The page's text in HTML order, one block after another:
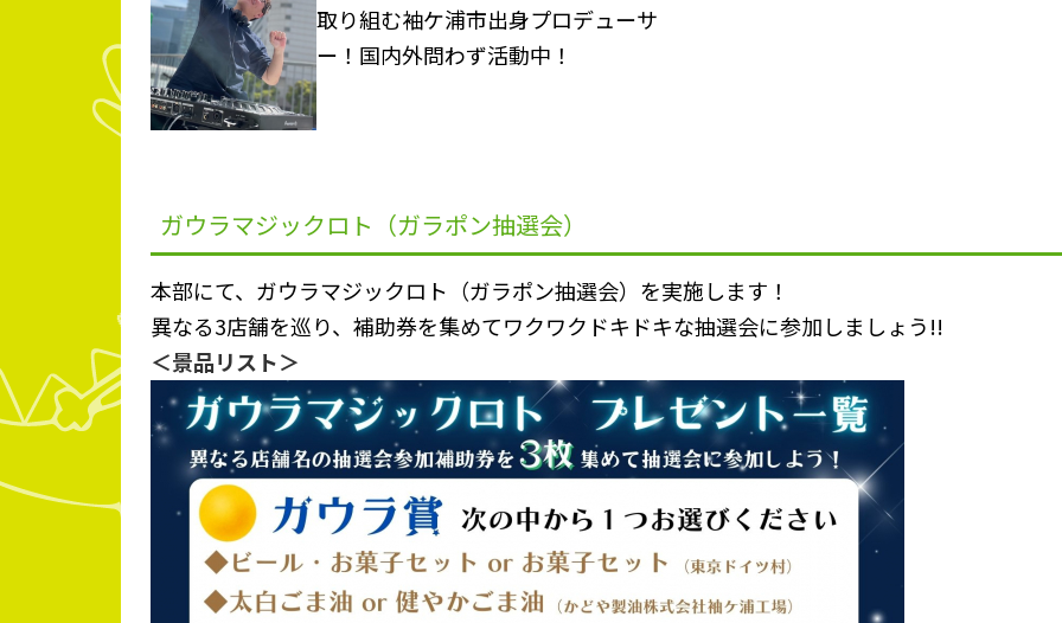
取り組む袖ケ浦市出身プロデューサ
ー！国内外問わず活動中！
ガウラマジックロト（ガラポン抽選会）
本部にて、ガウラマジックロト（ガラポン抽選会）を実施します！
異なる3店舗を巡り、補助券を集めてワクワクドキドキな抽選会に参加しましょう!!
＜景品リスト＞